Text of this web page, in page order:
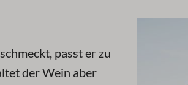
passt er zu
der Wein aber